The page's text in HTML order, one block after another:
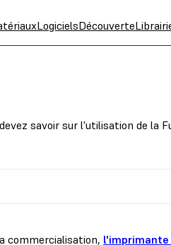
LogicielsDécouverte
savoir sur l'utilisation de la
commercialisation, l'imprimante